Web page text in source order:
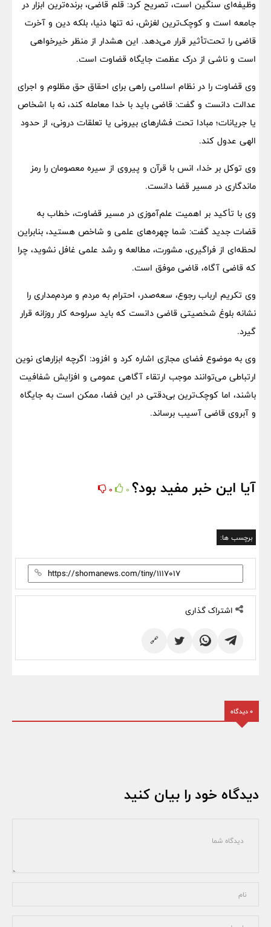
وظیفه‌ای سنگین است، تصریح کرد: قلم قاضی، برنده‌ترین ابزار در
جامعه است و کوچک‌ترین لغزش، نه تنها دنیا، بلکه دین و آخرت
قاضی را تحت‌تأثیر قرار می‌دهد. این هشدار از منظر خیرخواهی
است و ناشی از درک عظمت جایگاه قضاوت است.
وی قضاوت را در نظام اسلامی راهی برای احقاق حق مظلوم و اجرای
عدالت دانست و گفت: قاضی باید با خدا معامله کند، نه با اشخاص
یا جریانات؛ مبادا تحت فشارهای بیرونی یا تعلقات درونی، از حدود
الهی عدول کند.
وی توکل بر خدا، انس با قرآن و پیروی از سیره معصومان را رمز
ماندگاری در مسیر قضا دانست.
وی با تأکید بر اهمیت علم‌آموزی در مسیر قضاوت، خطاب به
قضات جدید گفت: شما چهره‌های علمی و شاخص هستید، بنابراین
لحظه‌ای از فراگیری، مشورت، مطالعه و رشد علمی غافل نشوید، چرا
که قاضی آگاه، قاضی موفق است.
وی تکریم ارباب رجوع، سعه‌صدر، احترام به مردم و مردم‌مداری را
نشانه بلوغ شخصیتی قاضی دانست که باید سرلوحه کار روزانه قرار
گیرد.
وی به موضوع فضای مجازی اشاره کرد و افزود: اگرچه ابزارهای نوین
ارتباطی می‌توانند موجب ارتقاء آگاهی عمومی و افزایش شفافیت
باشند، اما کوچک‌ترین بی‌دقتی در این فضا، ممکن است به جایگاه
و آبروی قاضی آسیب برساند.
آیا این خبر مفید بود؟ 0
0
برچسب ها:
اشتراک گذاری
🔗
0 دیدگاه
دیدگاه خود را بیان کنید